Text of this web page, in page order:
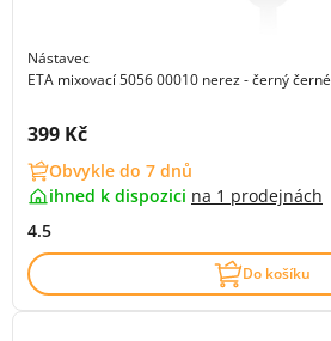
Nástavec
ETA mixovací 5056 00010 nerez - černý černé
Cena s DPH:
399 Kč
Obvykle do 7 dnů
ihned k dispozici na 1 prodejnách
4.5
Do košíku